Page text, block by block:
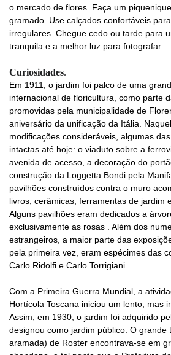
o mercado de flores. Faça um
gramado. Use calçados confortáveis
irregulares. Chegue cedo ou tarde para
tranquila e a melhor luz para fotografar.
Curiosidades.
Em 1911, o jardim foi palco de uma
internacional de floricultura, como parte
promovidas pela municipalidade de
aniversário da unificação da Itália.
modificações consideráveis, algumas
intactas até hoje: o viaduto sobre a
avenida de acesso, a decoração do
construção da Loggetta Bondi pela
pavilhões construídos contra o muro
livros, cerâmicas, ferramentas de jardim
Alguns pavilhões eram dedicados a
exclusivamente as rosas . Além dos
estrangeiros, a maior parte das
pela primeira vez, eram espécimes das
Carlo Ridolfi e Carlo Torrigiani.
Com a Primeira Guerra Mundial, a
Hortícola Toscana iniciou um lento, mas
Assim, em 1930, o jardim foi adquirido
designou como jardim público. O grande
aramada) de Roster encontrava-se em